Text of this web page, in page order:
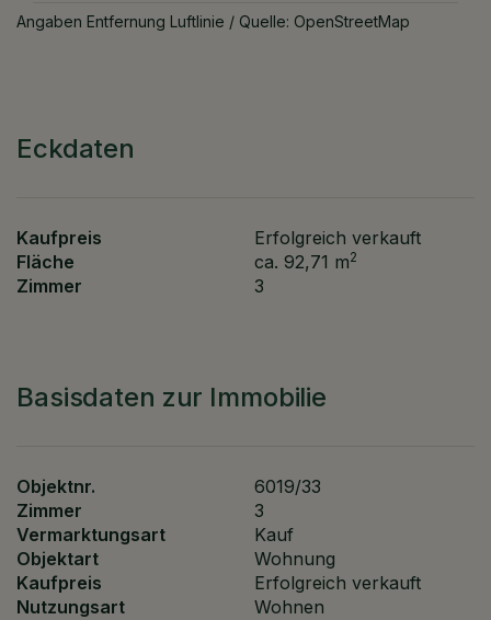
Angaben Entfernung Luftlinie / Quelle: OpenStreetMap
Eckdaten
Kaufpreis
Erfolgreich verkauft
Fläche
ca. 92,71 m2
Zimmer 3
Basisdaten zur Immobilie
Objektnr.
6019/33
Zimmer
3
Vermarktungsart
Kauf
Objektart
Wohnung
Kaufpreis
Erfolgreich verkauft
Nutzungsart
Wohnen